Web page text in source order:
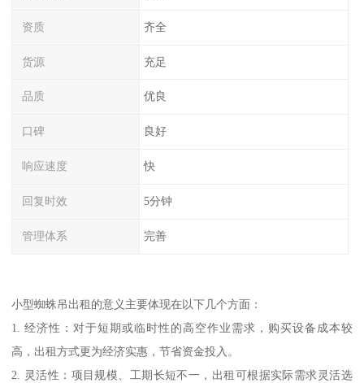
资质 齐全
货源 充足
品质 优良
口碑 良好
响应速度 快
回复时效 5分钟
管理体系 完善
小型蜘蛛吊出租的意义主要体现在以下几个方面：
1. 经济性：对于短期或临时性的高空作业需求，购买设备成本较
高，出租方式更为经济实惠，节省资金投入。
2. 灵活性：项目规模、工期长短不一，出租可根据实际需求灵活选